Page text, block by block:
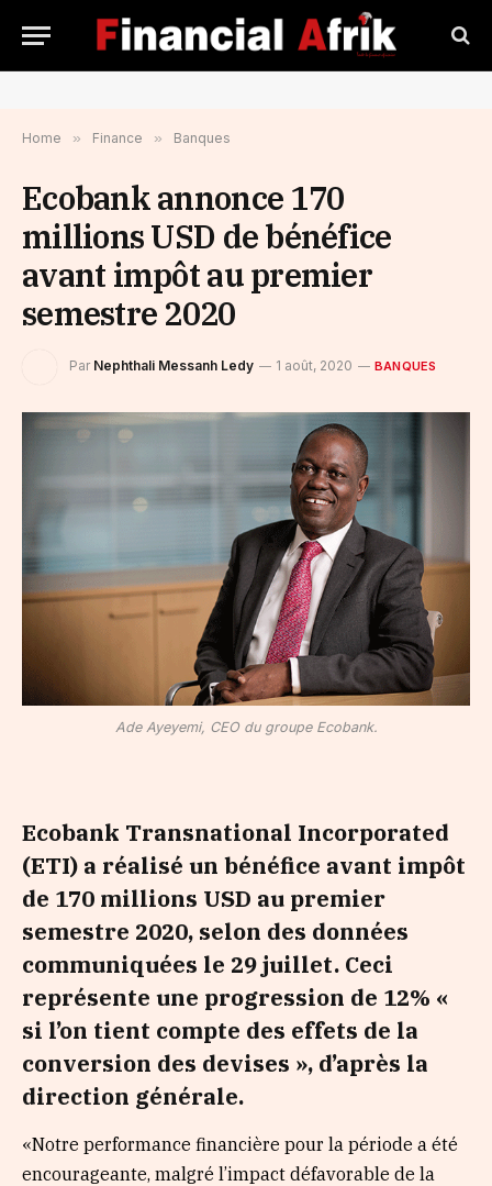
Home » Finance » Banques
Ecobank annonce 170
millions USD de bénéfice
avant impôt au premier
semestre 2020
Par Nephthali Messanh Ledy 1 août, 2020 BANQUES
Ade Ayeyemi, CEO du groupe Ecobank.
Ecobank Transnational Incorporated
(ETI) a réalisé un bénéfice avant impôt
de 170 millions USD au premier
semestre 2020, selon des données
communiquées le 29 juillet. Ceci
représente une progression de 12% «
si l’on tient compte des effets de la
conversion des devises », d’après la
direction générale.
«Notre performance financière pour la période a été
encourageante, malgré l’impact défavorable de la